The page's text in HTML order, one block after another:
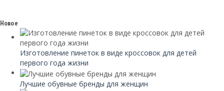
Новое
Изготовление пинеток в виде кроссовок для детей
первого года жизни
Лучшие обувные бренды для женщин